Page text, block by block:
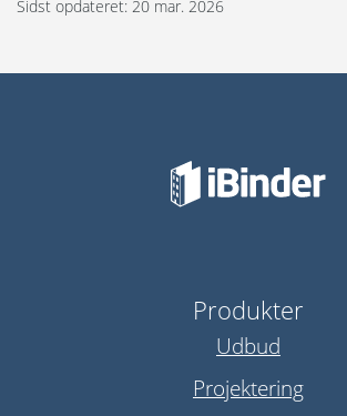
Sidst opdateret: 20 mar. 2026
Produkter
Udbud
Projektering